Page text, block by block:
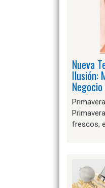
Nueva
Ilusión:
Negocio
frescos,